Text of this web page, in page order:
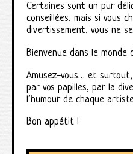
Certaines sont un pur
conseillées, mais si vous
divertissement, vous ne
Bienvenue dans le
Amusez-vous… et
par vos papilles, par la
l’humour de chaque
Bon appétit !